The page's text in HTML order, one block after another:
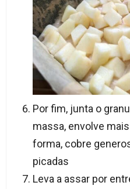
Por fim, junta o
massa, envolve
forma, cobre
picadas
Leva a assar por